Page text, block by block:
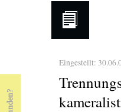
Eingestellt: